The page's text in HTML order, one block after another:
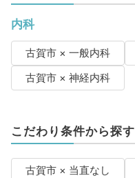
内科
古賀市 × 一般内科
古賀市 × 神経内科
こだわり条件から探す
古賀市 × 当直なし